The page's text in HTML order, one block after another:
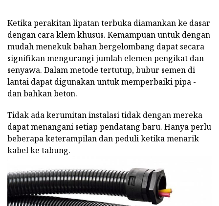
Ketika perakitan lipatan terbuka diamankan ke dasar
dengan cara klem khusus. Kemampuan untuk dengan
mudah menekuk bahan bergelombang dapat secara
signifikan mengurangi jumlah elemen pengikat dan
senyawa. Dalam metode tertutup, bubur semen di
lantai dapat digunakan untuk memperbaiki pipa -
dan bahkan beton.
Tidak ada kerumitan instalasi tidak dengan mereka
dapat menangani setiap pendatang baru. Hanya perlu
beberapa keterampilan dan peduli ketika menarik
kabel ke tabung.